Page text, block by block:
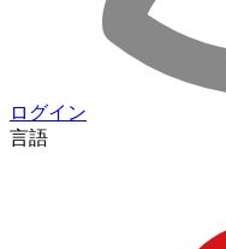
ログイン
言語